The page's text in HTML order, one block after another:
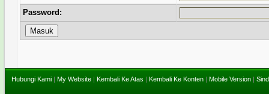
Password:
Hubungi Kami | My Website | Kembali Ke Atas | Kembali Ke Konten | Mobile Version |